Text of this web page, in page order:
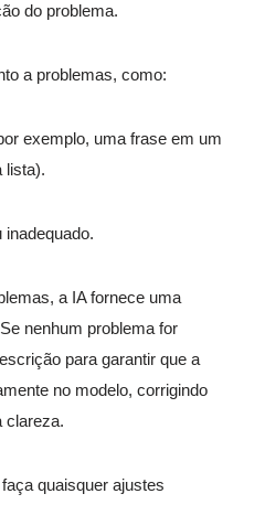
do problema.
a problemas, como:
exemplo, uma frase em um
lista).
inadequado.
a IA fornece uma
nenhum problema for
para garantir que a
no modelo, corrigindo
clareza.
quaisquer ajustes